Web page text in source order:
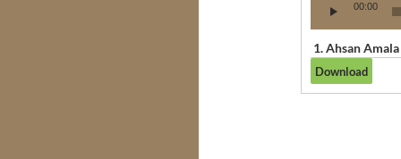
Player
00:00
1.Ahsan Amala